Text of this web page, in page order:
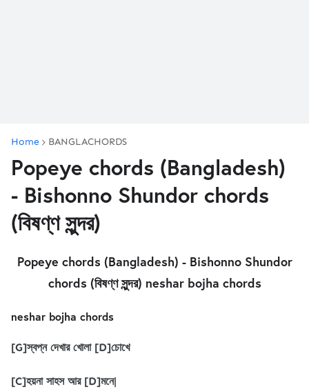
Home BANGLACHORDS
Popeye chords (Bangladesh)
- Bishonno Shundor chords
(বিষণ্ণ সুন্দর)
Popeye chords (Bangladesh) - Bishonno Shundor
chords (বিষণ্ণ সুন্দর) neshar bojha chords
neshar bojha chords
[G]স্বপ্ন দেখার খোলা [D]চোখে
[C]হয়না সাহস আর [D]মনে|